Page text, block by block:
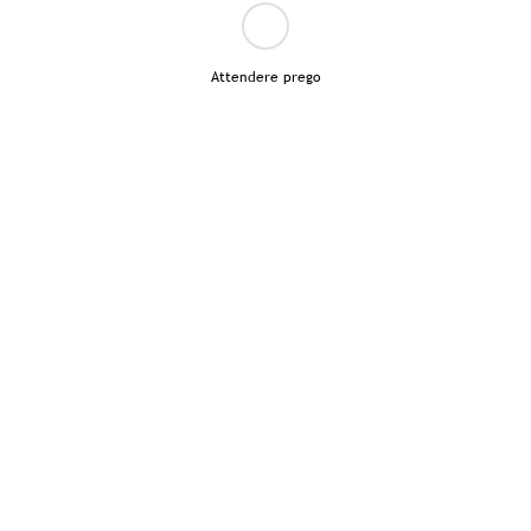
Attendere prego